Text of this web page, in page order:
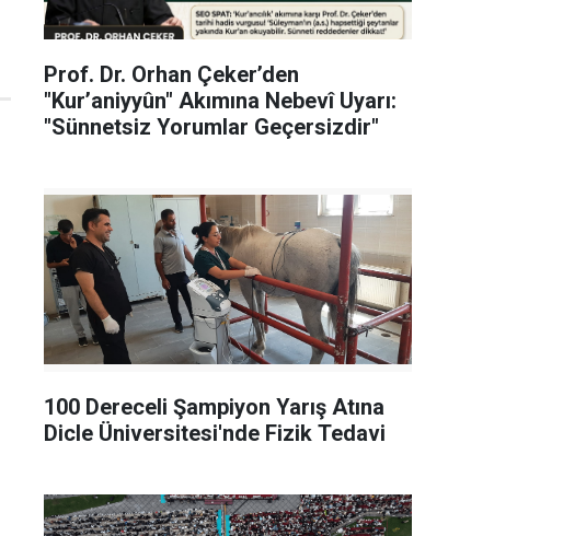
Prof. Dr. Orhan Çeker’den
"Kur’aniyyûn" Akımına Nebevî Uyarı:
"Sünnetsiz Yorumlar Geçersizdir"
100 Dereceli Şampiyon Yarış Atına
Dicle Üniversitesi'nde Fizik Tedavi